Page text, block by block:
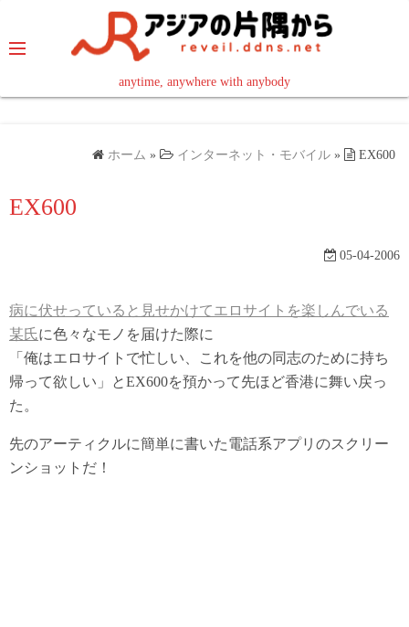
テ
ッ
anytime, anywhere with anybody
read in your language
ホーム » インターネット・モバイル » EX600
EX600
05-04-2006
病に伏せっていると見せかけてエロサイトを楽しんでいる
某氏に色々なモノを届けた際に
「俺はエロサイトで忙しい、これを他の同志のために持ち
帰って欲しい」とEX600を預かって先ほど香港に舞い戻っ
た。
先のアーティクルに簡単に書いた電話系アプリのスクリー
ンショットだ！